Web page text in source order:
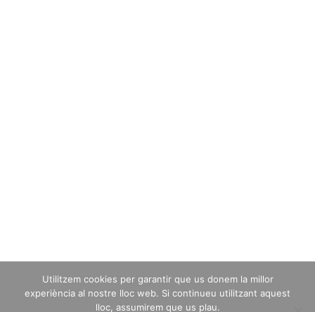
Utilitzem cookies per garantir que us donem la millor
experiència al nostre lloc web. Si continueu utilitzant aquest
lloc, assumirem que us plau.